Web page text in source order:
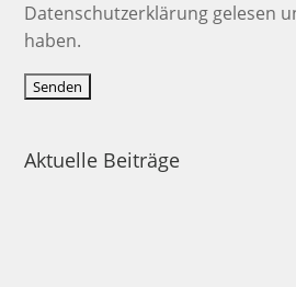
Datenschutzerklärung gelesen
haben.
Aktuelle Beiträge